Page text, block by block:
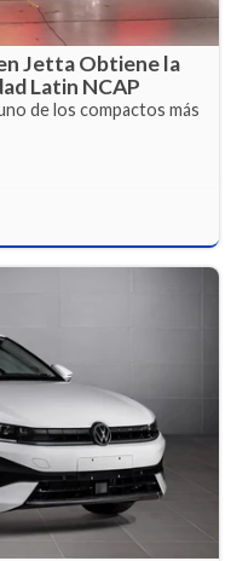
Jetta Obtiene la
Latin NCAP
de los compactos más